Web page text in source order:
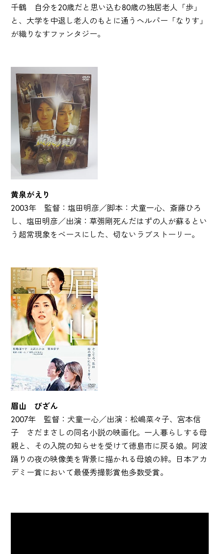
千鶴 自分を20歳だと思い込む80歳の独居老人「歩」
と、大学を中退し老人のもとに通うヘルパー「なりす」
が織りなすファンタジー。
黄泉がえり
2003年 監督：塩田明彦／脚本：犬童一心、斎藤ひろ
し、塩田明彦／出演：草彅剛死んだはずの人が蘇るとい
う超常現象をベースにした、切ないラブストーリー。
眉山 びざん
2007年 監督：犬童一心／出演：松嶋菜々子、宮本信
子 さだまさしの同名小説の映画化。一人暮らしする母
親と、その入院の知らせを受けて徳島市に戻る娘。阿波
踊りの夜の映像美を背景に描かれる母娘の絆。日本アカ
デミー賞において最優秀撮影賞他多数受賞。